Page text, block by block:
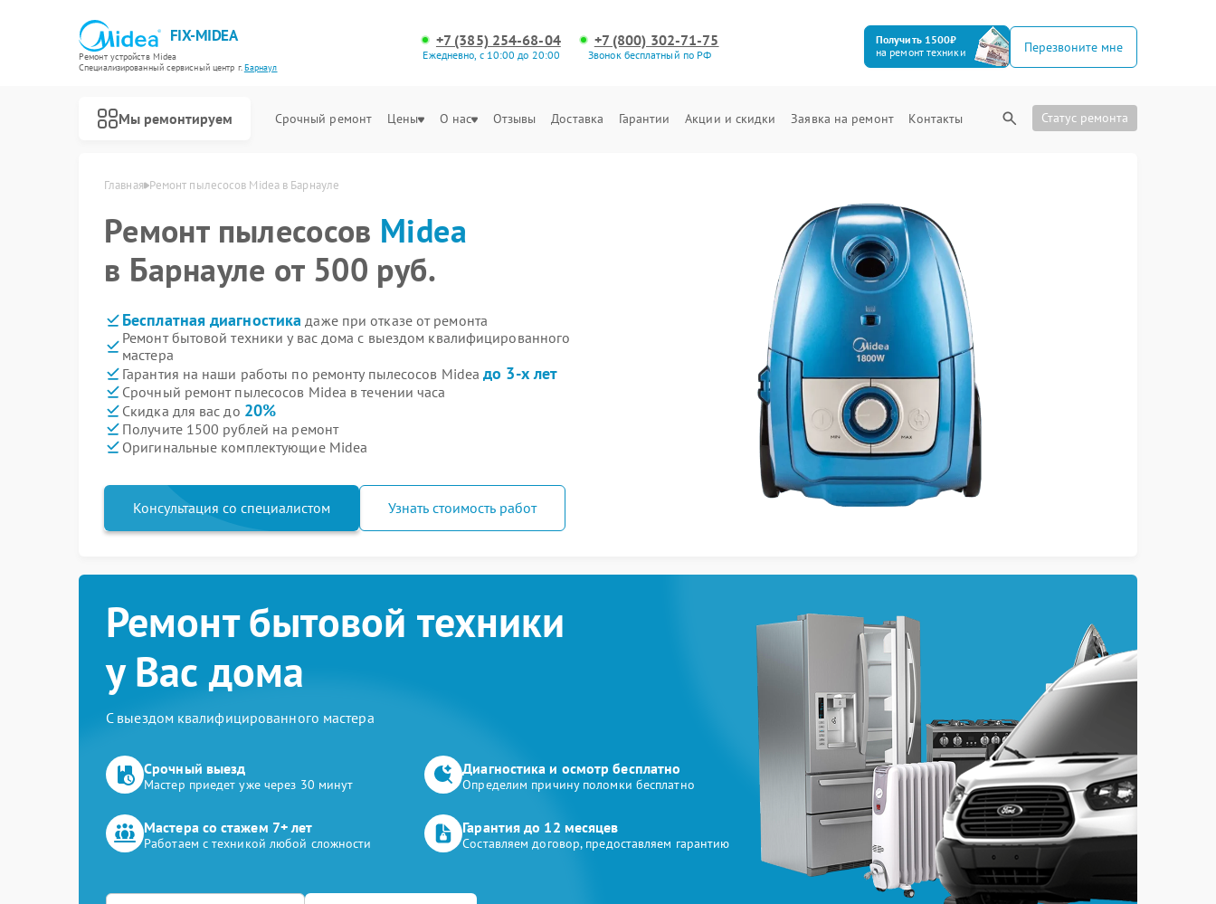
FIX-MIDEA
Ремонт устройств Midea
Специализированный cервисный центр г.Барнаул
+7 (385) 254-68-04
Ежедневно, с 10:00 до 20:00
+7 (800) 302-71-75
Звонок бесплатный по РФ
Получить 1500₽
на ремонт техники
Перезвоните мне
Мы ремонтируем Срочный ремонт Цены О нас Отзывы Доставка Гарантии Акции и скидки Заявка на ремонт Контакты Статус ремонта
Главная Ремонт пылесосов Midea в Барнауле
Ремонт пылесосов Midea
в Барнауле от 500 руб.
Бесплатная диагностика даже при отказе от ремонта
Ремонт бытовой техники у вас дома с выездом квалифицированного
мастера
Гарантия на наши работы по ремонту пылесосов Mideaдо 3-х лет
Срочный ремонт пылесосов Midea в течении часа
Скидка для вас до 20%
Получите 1500 рублей на ремонт
Оригинальные комплектующие Midea
Консультация со специалистом Узнать стоимость работ
Ремонт бытовой техники
у Вас дома
С выездом квалифицированного мастера
Срочный выезд
Мастер приедет уже через 30 минут
Диагностика и осмотр бесплатно
Определим причину поломки бесплатно
Мастера со стажем 7+ лет
Работаем с техникой любой сложности
Гарантия до 12 месяцев
Составляем договор, предоставляем гарантию